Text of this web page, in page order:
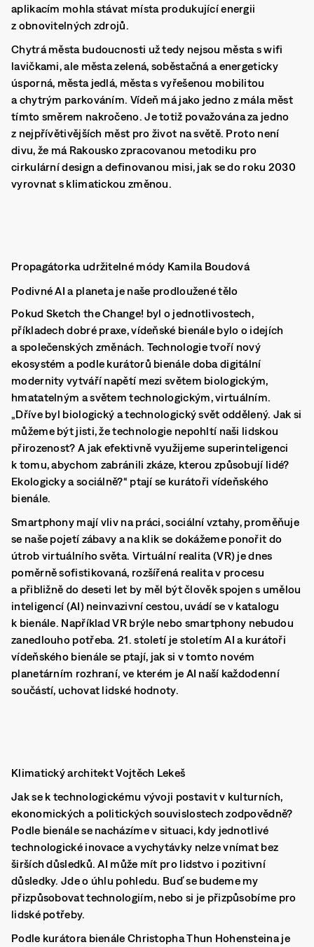
aplikacím mohla stávat místa produkující energii
z obnovitelných zdrojů.
Chytrá města budoucnosti už tedy nejsou města s wifi
lavičkami, ale města zelená, soběstačná a energeticky
úsporná, města jedlá, města s vyřešenou mobilitou
a chytrým parkováním. Vídeň má jako jedno z mála měst
tímto směrem nakročeno. Je totiž považována za jedno
z nejpřívětivějších měst pro život na světě. Proto není
divu, že má Rakousko zpracovanou metodiku pro
cirkulární design a definovanou misi, jak se do roku 2030
vyrovnat s klimatickou změnou.
Propagátorka udržitelné módy Kamila Boudová
Podivné AI a planeta je naše prodloužené tělo
Pokud Sketch the Change! byl o jednotlivostech,
příkladech dobré praxe, vídeňské bienále bylo o idejích
a společenských změnách. Technologie tvoří nový
ekosystém a podle kurátorů bienále doba digitální
modernity vytváří napětí mezi světem biologickým,
hmatatelným a světem technologickým, virtuálním.
„Dříve byl biologický a technologický svět oddělený. Jak si
můžeme být jisti, že technologie nepohltí naši lidskou
přirozenost? A jak efektivně využijeme superinteligenci
k tomu, abychom zabránili zkáze, kterou způsobují lidé?
Ekologicky a sociálně?“ ptají se kurátoři vídeňského
bienále.
Smartphony mají vliv na práci, sociální vztahy, proměňuje
se naše pojetí zábavy a na klik se dokážeme ponořit do
útrob virtuálního světa. Virtuální realita (VR) je dnes
poměrně sofistikovaná, rozšířená realita v procesu
a přibližně do deseti let by měl být člověk spojen s umělou
inteligencí (AI) neinvazivní cestou, uvádí se v katalogu
k bienále. Například VR brýle nebo smartphony nebudou
zanedlouho potřeba. 21. století je stoletím AI a kurátoři
vídeňského bienále se ptají, jak si v tomto novém
planetárním rozhraní, ve kterém je AI naší každodenní
součástí, uchovat lidské hodnoty.
Klimatický architekt Vojtěch Lekeš
Jak se k technologickému vývoji postavit v kulturních,
ekonomických a politických souvislostech zodpovědně?
Podle bienále se nacházíme v situaci, kdy jednotlivé
technologické inovace a vychytávky nelze vnímat bez
širších důsledků. AI může mít pro lidstvo i pozitivní
důsledky. Jde o úhlu pohledu. Buď se budeme my
přizpůsobovat technologiím, nebo si je přizpůsobíme pro
lidské potřeby.
Podle kurátora bienále Christopha Thun Hohensteina je